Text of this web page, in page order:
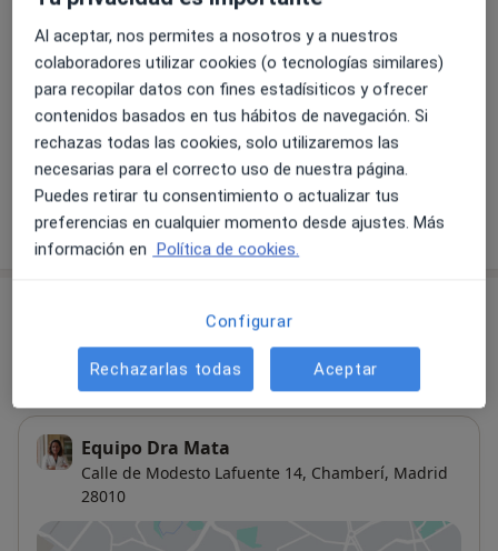
Primera visita Otorrinolaringología
Desde 0 € Detalles
Visitas sucesivas Otorrinolaringología
Detalles
¿Cómo funcionan los precios?
Dirección Online
Equipo Dra Mata
Calle de Modesto Lafuente 14, Chamberí, Madrid
28010
Al aceptar, nos permites a nosotros y a nuestros
colaboradores utilizar cookies (o tecnologías similares)
para recopilar datos con fines estadísiticos y ofrecer
contenidos basados en tus hábitos de navegación. Si
rechazas todas las cookies, solo utilizaremos las
necesarias para el correcto uso de nuestra página.
Puedes retirar tu consentimiento o actualizar tus
preferencias en cualquier momento desde ajustes. Más
información en Política de cookies.
Configurar
Rechazarlas todas Aceptar